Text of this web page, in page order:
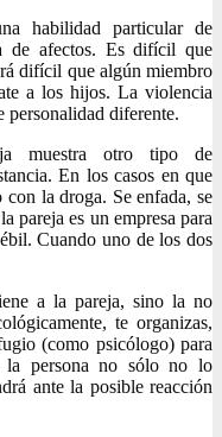
habilidad particular de
de afectos. Es difícil que
difícil que algún miembro
a los hijos. La violencia
diferente.
muestra otro tipo de
En los casos en que
con la droga. Se enfada, se
pareja es un empresa para
Cuando uno de los dos
a la pareja, sino la no
te organizas,
(como psicólogo) para
la persona no sólo no lo
ante la posible reacción